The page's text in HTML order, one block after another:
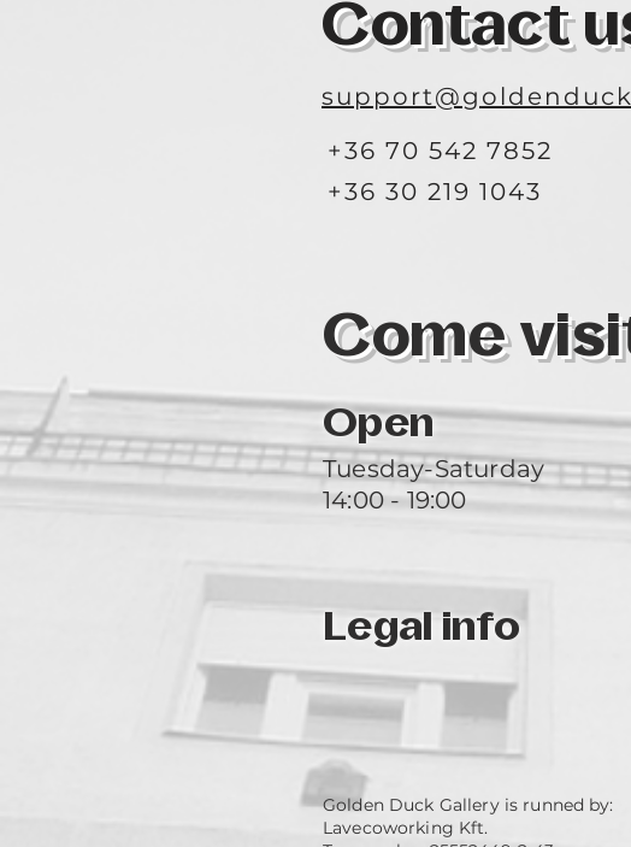
Contact
+36 70 542 7852
+36 30 219 1043
Come
Open
Tuesday-Saturday
14:00 - 19:00
Legal info
Golden Duck Gallery is runned by:
Lavecoworking Kft.